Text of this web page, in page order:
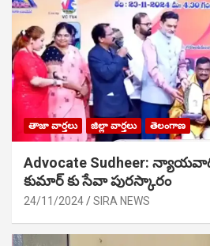
తాజా వార్తలు జిల్లా వార్తలు తెలంగాణ
Advocate Sudheer:
కుమార్ కు సేవా పురస్కారం
24/11/2024 SIRA NEWS